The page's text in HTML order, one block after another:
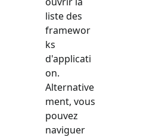
liste des
framewor
ks
d'applicati
on.
Alternative
ment, vous
pouvez
naviguer